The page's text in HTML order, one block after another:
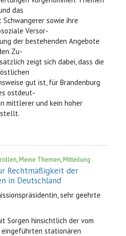
das
sowie ihre
Versor-
der bestehenden Angebote
Zu-
zeigt sich dabei, dass die
gut ist, für Brandenburg
ostdeut-
mittlerer und kein hoher
,Meine Themen,Mitteilung
Rechtmäßigkeit der
in Deutschland
sehr geehrte
Sorgen hinsichtlich der vom
eingeführten stationären